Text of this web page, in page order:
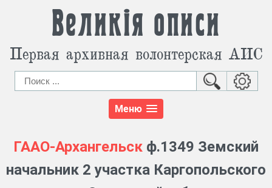
Великія описи
Первая архивная волонтерская АИС
Меню
ГААО-Архангельск ф.1349 Земский
начальник 2 участка Каргопольского